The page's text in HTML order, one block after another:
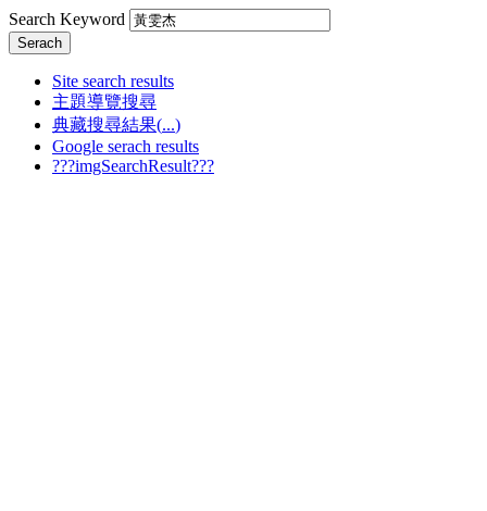
Search Keyword
Serach
Site search results
主題導覽搜尋
典藏搜尋結果(...)
Google serach results
???imgSearchResult???